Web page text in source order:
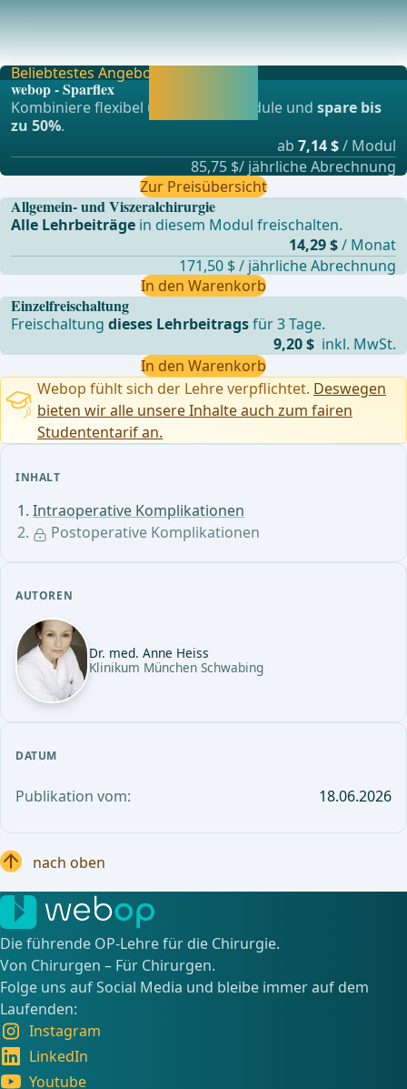
INHALT
Intraoperative Komplikationen
Postoperative Komplikationen
AUTOREN
Dr. med. Anne Heiss
Klinikum München Schwabing
DATUM
Publikation vom: 18.06.2026
Lagerungsbedingte VerletzungenDruckbedingte
Nervenschädigungen oder ophthalmologische
Komplikatione
Einzelfreischaltung
Freischaltungdieses Lehrbeitragsfür 3 Tage.
9,20 $ inkl. MwSt.
In den Warenkorb
Beliebtestes Angebot
webop - Sparflex
Kombiniere flexibel unsere Lernmodule undspare bis
zu 50%.
ab 7,14 $/ Modul
85,75 $/ jährliche Abrechnung
Zur Preisübersicht
Allgemein- und Viszeralchirurgie
Alle Lehrbeiträge in diesem Modul freischalten.
14,29 $/ Monat
171,50 $ / jährliche Abrechnung
In den Warenkorb
Webop fühlt sich der Lehre verpflichtet. Deswegen
bieten wir alle unsere Inhalte auch zum fairen
Studententarif an.
nach oben
Die führende OP-Lehre für die Chirurgie.
Von Chirurgen – Für Chirurgen.
Folge uns auf Social Media und bleibe immer auf dem
Laufenden:
Instagram
LinkedIn
Youtube